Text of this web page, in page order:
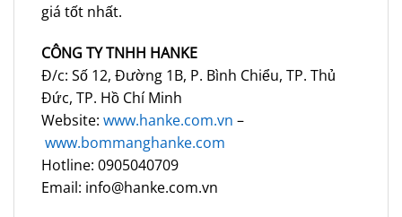
giá tốt nhất.
CÔNG TY TNHH HANKE
Đ/c: Số 12, Đường 1B, P. Bình Chiểu, TP. Thủ
Đức, TP. Hồ Chí Minh
Website: www.hanke.com.vn –
www.bommanghanke.com
Hotline: 0905040709
Email: info@hanke.com.vn